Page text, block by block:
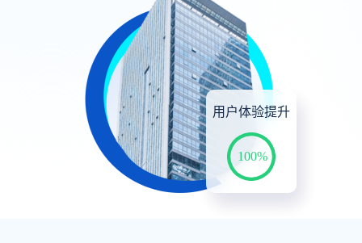
用户体验提升
100%